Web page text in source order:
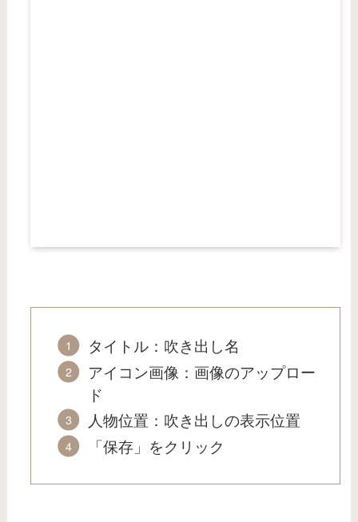
タイトル：吹き出し名
アイコン画像：画像のアップロー
ド
人物位置：吹き出しの表示位置
「保存」をクリック